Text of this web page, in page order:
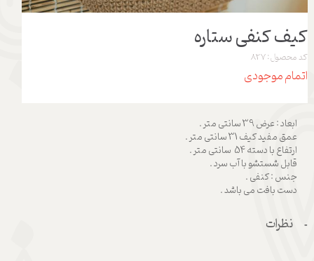
کیف کنفی ستاره
کد محصول: 827
اتمام موجودی
ابعاد : عرض 39 سانتی متر .
عمق مفید کیف 31 سانتی متر .
ارتفاع با دسته 54 سانتی متر .
قابل شستشو با آب سرد .
جنس : کنفی .
دست بافت می باشد .
نظرات